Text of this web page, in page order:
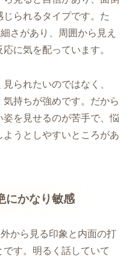
られるタイプです。た
さがあり、周囲から見え
に気を配っています。
られたいのではなく、
気持ちが強めです。だから
を見せるのが苦手で、悩
うとしやすいところがあ
にかなり敏感
から見る印象と内面の打
す。明るく話していて